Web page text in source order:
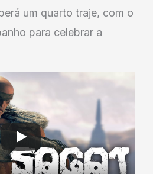
um quarto traje, com o
para celebrar a